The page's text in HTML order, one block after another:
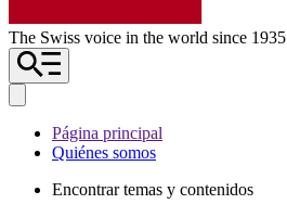
The Swiss voice in the world since 1935
Página principal
Quiénes somos
Encontrar temas y contenidos